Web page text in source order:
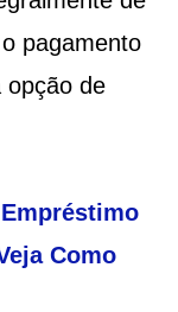
pagamento
opção de
Como